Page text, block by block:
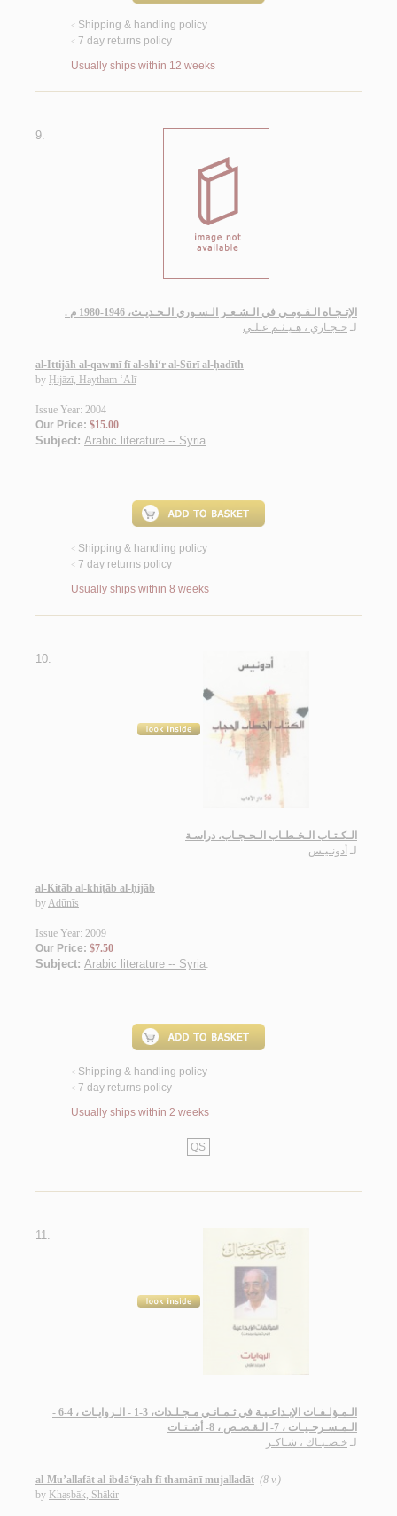
< Shipping & handling policy
< 7 day returns policy
Usually ships within 12 weeks
9.
الإتـجـاه الـقـومـي في الـشـعـر الـسـوري الـحـديـث، 1946-1980 م .
لـ حـجـازي ، هـيـثـم عـلـي
al-Ittijāh al-qawmī fī al-shi‘r al-Sūrī al-ḥadīth
by Ḥijāzī, Haytham ‘Alī
Issue Year: 2004
Our Price: $15.00
Subject: Arabic literature -- Syria.
< Shipping & handling policy
< 7 day returns policy
Usually ships within 8 weeks
10.
الـكـتـاب الـخـطـاب الـحـجـاب، دراسـة
لـ أدونـيـس
al-Kitāb al-khiṭāb al-ḥijāb
byAdūnīs
Issue Year: 2009
Our Price: $7.50
Subject: Arabic literature -- Syria.
< Shipping & handling policy
< 7 day returns policy
Usually ships within 2 weeks
QS
11.
الـمـؤلـفـات الإبـداعـيـة في ثـمـانـي مـجـلـدات، 3-1 - الـروايـات ، 4-6 -
الـمـسـرحـيـات ، 7- الـقـصـص ، 8- أشـتـات
لـ خـصـبـاك ، شـاكـر
al-Mu’allafāt al-ibdā‘īyah fī thamānī mujalladāt (8 v.)
by Khaṣbāk, Shākir